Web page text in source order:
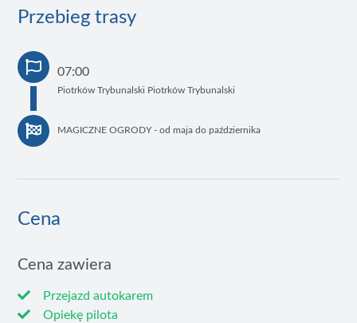
Przebieg trasy
07:00
Piotrków Trybunalski Piotrków Trybunalski
MAGICZNE OGRODY - od maja do października
Cena
Cena zawiera
Przejazd autokarem
Opiekę pilota